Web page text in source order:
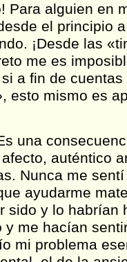
Para alguien en
el principio
¡Desde las
me es
a fin de
esto mismo es
una
auténtico
Nunca me
ayudarme
sido y lo
y me hacían
mi problema